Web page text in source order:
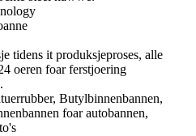
tidens it produksjeproses, alle
oeren foar ferstjoering
Butylbinnenbannen,
foar autobannen,